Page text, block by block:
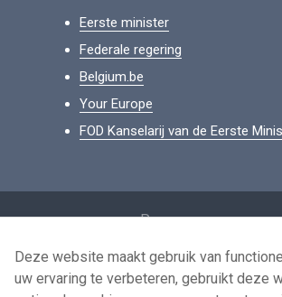
Eerste minister
Federale regering
Belgium.be
Your Europe
FOD Kanselarij van de Eerste
Persoonsgegevens
Voorwaarden voor het
Contacteer ons
Deze website maakt gebruik van
uw ervaring te verbeteren, gebruikt deze